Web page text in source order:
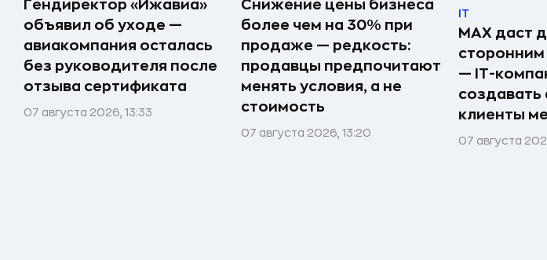
Гендиректор «Ижавиа»
объявил об уходе —
авиакомпания осталась
без руководителя после
отзыва сертификата
07 августа 2026, 13:33
Снижение цены бизнеса
более чем на 30% при
продаже — редкость:
продавцы предпочитают
менять условия, а не
стоимость
07 августа 2026, 13:20
IT
MAX даст
— IT-
создавать
клиенты
07 августа